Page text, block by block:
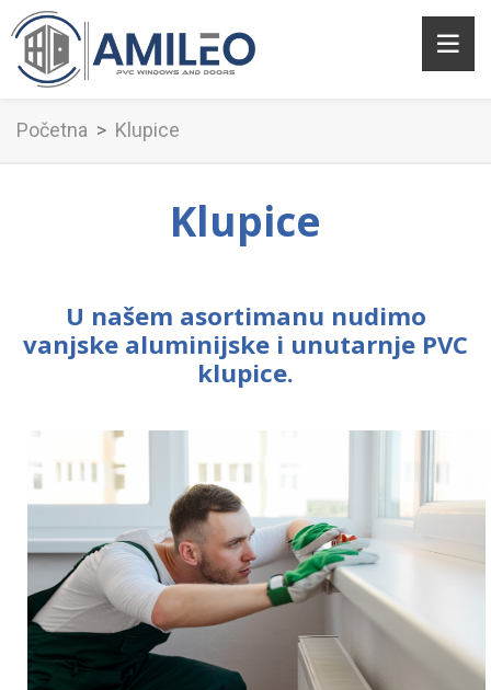
Početna Klupice
Klupice
U našem asortimanu nudimo
vanjske aluminijske i unutarnje PVC
klupice.